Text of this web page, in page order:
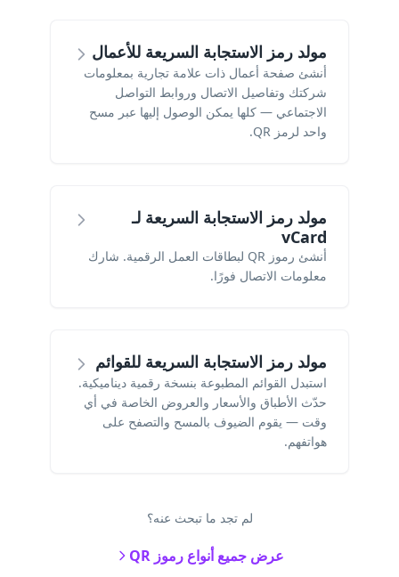
مولد رمز الاستجابة السريعة للأعمال
أنشئ صفحة أعمال ذات علامة تجارية بمعلومات
شركتك وتفاصيل الاتصال وروابط التواصل
الاجتماعي — كلها يمكن الوصول إليها عبر مسح
واحد لرمز QR.
مولد رمز الاستجابة السريعة لـ
vCard
أنشئ رموز QR لبطاقات العمل الرقمية. شارك
معلومات الاتصال فورًا.
مولد رمز الاستجابة السريعة للقوائم
استبدل القوائم المطبوعة بنسخة رقمية ديناميكية.
حدّث الأطباق والأسعار والعروض الخاصة في أي
وقت — يقوم الضيوف بالمسح والتصفح على
هواتفهم.
لم تجد ما تبحث عنه؟
عرض جميع أنواع رموز QR